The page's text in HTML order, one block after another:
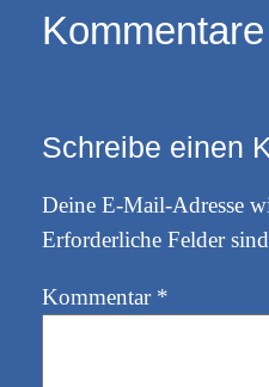
Kommentare
Schreibe einen
Deine E-Mail-Adresse
Erforderliche Felder
Kommentar *